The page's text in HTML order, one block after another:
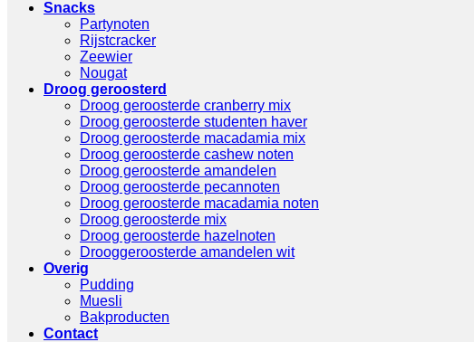
Snacks
Partynoten
Rijstcracker
Zeewier
Nougat
Droog geroosterd
Droog geroosterde cranberry mix
Droog geroosterde studenten haver
Droog geroosterde macadamia mix
Droog geroosterde cashew noten
Droog geroosterde amandelen
Droog geroosterde pecannoten
Droog geroosterde macadamia noten
Droog geroosterde mix
Droog geroosterde hazelnoten
Drooggeroosterde amandelen wit
Overig
Pudding
Muesli
Bakproducten
Contact